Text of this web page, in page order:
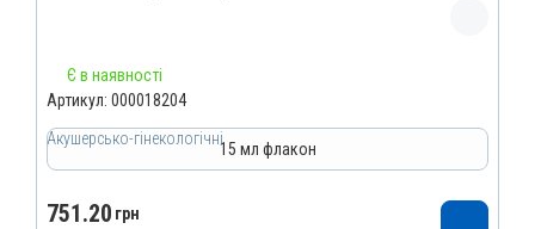
Акушерсько-гінекологічні
000018204
4820012505487
Є в наявності
Артикул: 000018204
15 мл флакон
751.20 грн